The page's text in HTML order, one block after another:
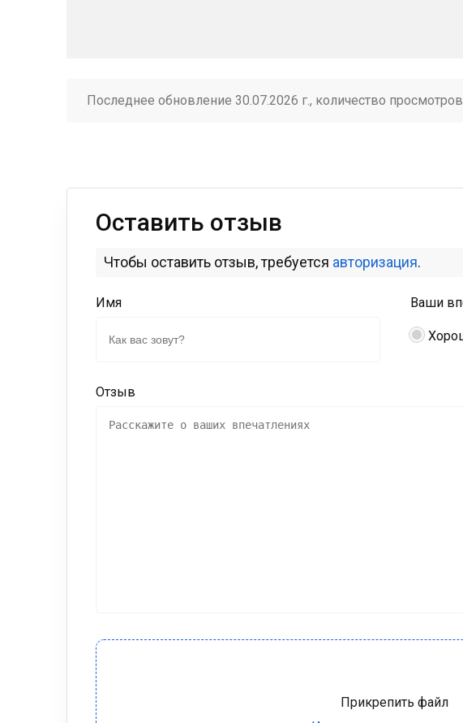
Последнее обновление 30.07.2026 г., количество
Оставить отзыв
Чтобы оставить отзыв, требуется авторизация.
Имя Ваши
Отзыв